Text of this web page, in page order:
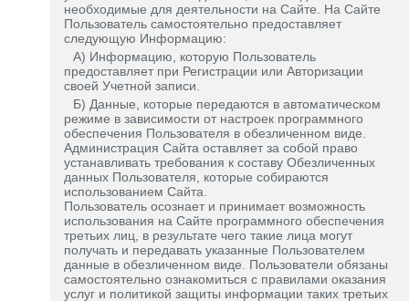
необходимые для деятельности на Сайте. На Сайте
Пользователь самостоятельно предоставляет
следующую Информацию:
А) Информацию, которую Пользователь
предоставляет при Регистрации или Авторизации
своей Учетной записи.
Б) Данные, которые передаются в автоматическом
режиме в зависимости от настроек программного
обеспечения Пользователя в обезличенном виде.
Администрация Сайта оставляет за собой право
устанавливать требования к составу Обезличенных
данных Пользователя, которые собираются
использованием Сайта.
Пользователь осознает и принимает возможность
использования на Сайте программного обеспечения
третьих лиц, в результате чего такие лица могут
получать и передавать указанные Пользователем
данные в обезличенном виде. Пользователи обязаны
самостоятельно ознакомиться с правилами оказания
услуг и политикой защиты информации таких третьих